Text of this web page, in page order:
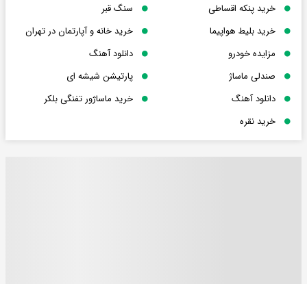
خرید پنکه اقساطی
سنگ قبر
خرید بلیط هواپیما
خرید خانه و آپارتمان در تهران
مزایده خودرو
دانلود آهنگ
صندلی ماساژ
پارتیشن شیشه ای
دانلود آهنگ
خرید ماساژور تفنگی بلکر
خرید نقره